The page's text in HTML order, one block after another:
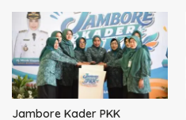
Jambore Kader PKK